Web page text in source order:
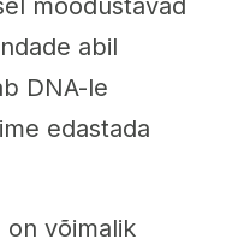
moodustavad
abil
DNA-le
edastada
on võimalik